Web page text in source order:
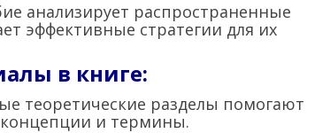
анализирует распространенные
эффективные стратегии для их
в книге:
теоретические разделы помогают
и термины.